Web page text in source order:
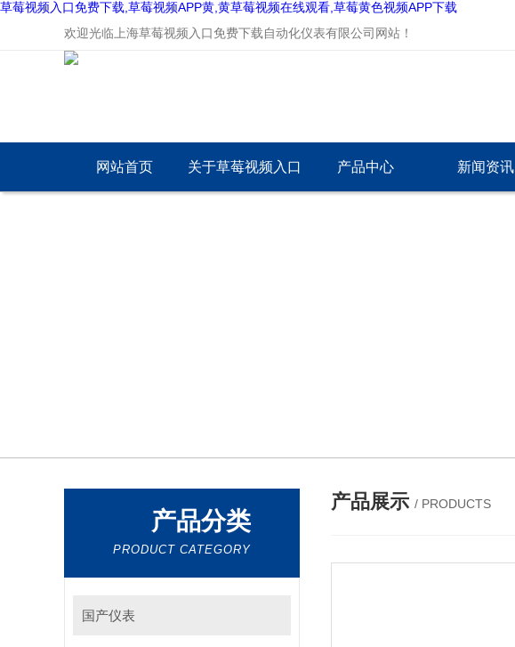
草莓视频入口免费下载,草莓视频APP黄,黄草莓视频在线观看,草莓黄色视频APP下载
欢迎光临上海草莓视频入口免费下载自动化仪表有限公司网站！
网站首页 关于草莓视频入口 产品中心 新闻资讯
产品分类
PRODUCT CATEGORY
国产仪表
产品展示 / PRODUCTS